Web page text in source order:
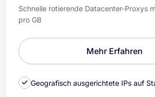
Schnelle rotierende Datacenter-Proxys
pro GB
Mehr Erfahren
Geografisch ausgerichtete IPs auf